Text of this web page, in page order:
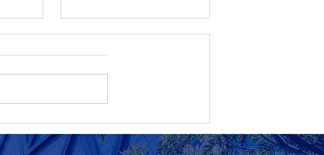
Tipos de sostenibilidad